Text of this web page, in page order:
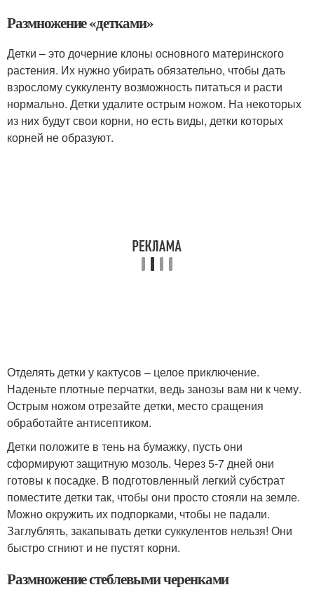
Размножение «детками»
Детки – это дочерние клоны основного материнского
растения. Их нужно убирать обязательно, чтобы дать
взрослому суккуленту возможность питаться и расти
нормально. Детки удалите острым ножом. На некоторых
из них будут свои корни, но есть виды, детки которых
корней не образуют.
Отделять детки у кактусов – целое приключение.
Наденьте плотные перчатки, ведь занозы вам ни к чему.
Острым ножом отрезайте детки, место сращения
обработайте антисептиком.
Детки положите в тень на бумажку, пусть они
сформируют защитную мозоль. Через 5-7 дней они
готовы к посадке. В подготовленный легкий субстрат
поместите детки так, чтобы они просто стояли на земле.
Можно окружить их подпорками, чтобы не падали.
Заглублять, закапывать детки суккулентов нельзя! Они
быстро сгниют и не пустят корни.
Размножение стеблевыми черенками